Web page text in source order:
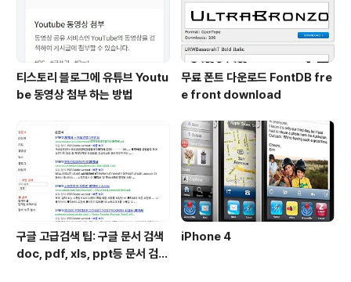
티스토리 블로그에 유튜브 Youtu
be 동영상 첨부 하는 방법
무료 폰트 다운로드 FontDB fre
e front download
구글 고급검색 팁: 구글 문서 검색
doc, pdf, xls, ppt등 문서 검색
iPhone 4